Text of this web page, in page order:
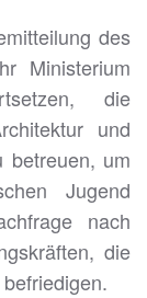
des
Ministerium
die
und
betreuen, um
Jugend
nach
die